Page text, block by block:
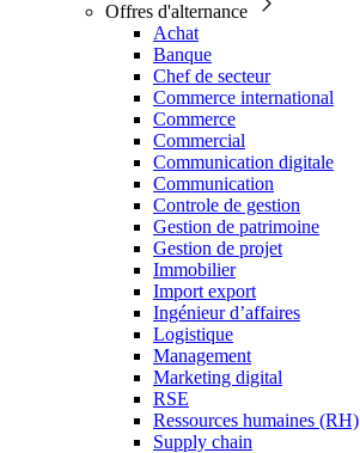
Offres d'alternance
Achat
Banque
Chef de secteur
Commerce international
Commerce
Commercial
Communication digitale
Communication
Controle de gestion
Gestion de patrimoine
Gestion de projet
Immobilier
Import export
Ingénieur d’affaires
Logistique
Management
Marketing digital
RSE
Ressources humaines (RH)
Supply chain